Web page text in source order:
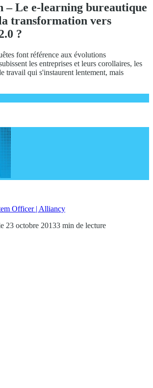
– Le e-learning bureautique
transformation vers
?
font référence aux évolutions
les entreprises et leurs corollaires, les
travail qui s'instaurent lentement, mais
Officer | Alliancy
23 octobre 20133 min de lecture